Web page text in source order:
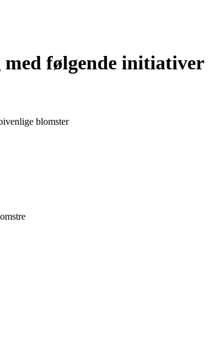
følgende initiativer
blomster